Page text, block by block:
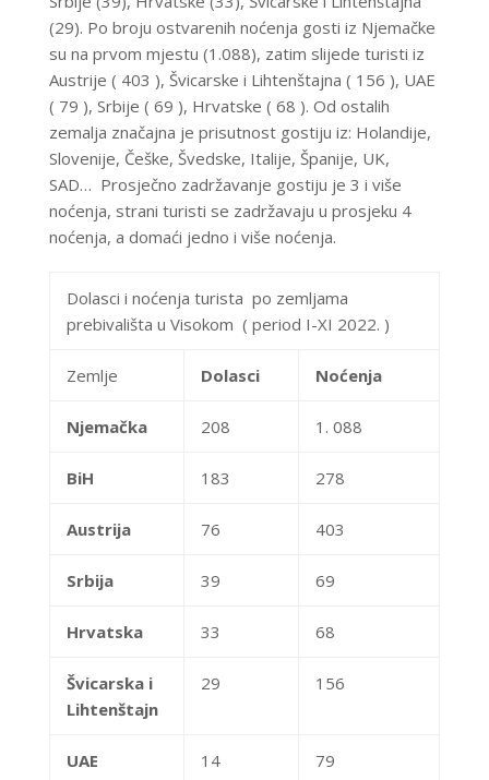
(29). Po broju ostvarenih noćenja gosti iz Njemačke
su na prvom mjestu (1.088), zatim slijede turisti iz
Austrije ( 403 ), Švicarske i Lihtenštajna ( 156 ), UAE
( 79 ), Srbije ( 69 ), Hrvatske ( 68 ). Od ostalih
zemalja značajna je prisutnost gostiju iz: Holandije,
Slovenije, Češke, Švedske, Italije, Španije, UK,
SAD… Prosječno zadržavanje gostiju je 3 i više
noćenja, strani turisti se zadržavaju u prosjeku 4
noćenja, a domaći jedno i više noćenja.
Dolasci i noćenja turista po zemljama
prebivališta u Visokom ( period I-XI 2022. )
Zemlje Dolasci Noćenja
Njemačka 208 1. 088
BiH 183 278
Austrija 76 403
Srbija 39 69
Hrvatska 33 68
Švicarska i
Lihtenštajn
29 156
UAE 14 79